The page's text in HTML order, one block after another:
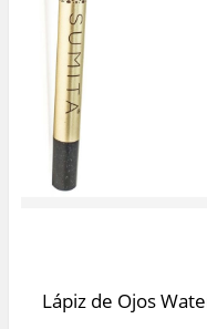
Lápiz de Ojos